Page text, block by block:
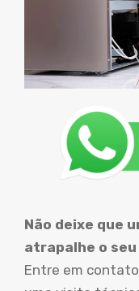
Não deixe que
atrapalhe o seu
Entre em